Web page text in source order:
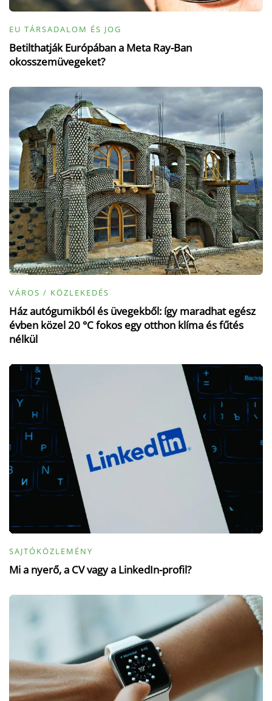
EU TÁRSADALOM ÉS JOG
Betilthatják Európában a Meta Ray-Ban
okosszemüvegeket?
VÁROS / KÖZLEKEDÉS
Ház autógumikból és üvegekből: így maradhat egész
évben közel 20 °C fokos egy otthon klíma és fűtés
nélkül
SAJTÓKÖZLEMÉNY
Mi a nyerő, a CV vagy a LinkedIn-profil?